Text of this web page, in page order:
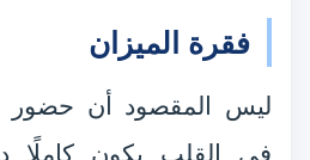
فقرة الميزان
ليس المقصود أن حضور
في القلب يكون كاملًا